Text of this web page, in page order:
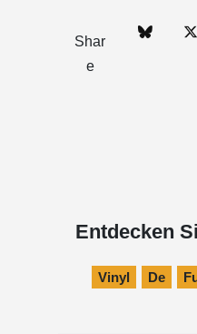
Shar
e
Entdecken
Vinyl De